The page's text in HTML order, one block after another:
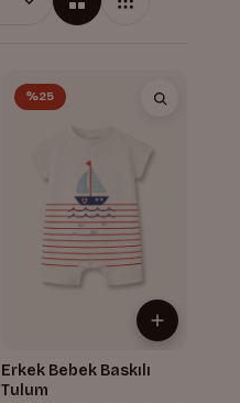
%25
Erkek Bebek Baskılı
Tulum